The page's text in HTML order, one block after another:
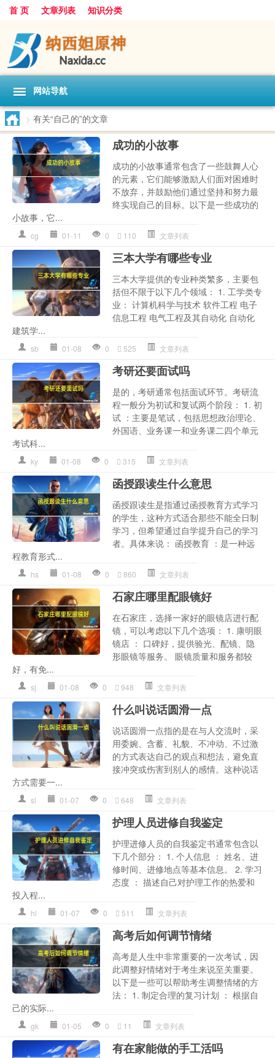
首 页 文章列表 知识分类
网站导航
> 有关“自己的”的文章
成功的小故事
成功的小故事通常包含了一些鼓舞人心
的元素，它们能够激励人们面对困难时
不放弃，并鼓励他们通过坚持和努力最
终实现自己的目标。以下是一些成功的
小故事，它...
cg 01-11 0 110 文章列表
三本大学有哪些专业
三本大学提供的专业种类繁多，主要包
括但不限于以下几个领域： 1. 工学类专
业： 计算机科学与技术 软件工程 电子
信息工程 电气工程及其自动化 自动化
建筑学...
sb 01-08 0 525 文章列表
考研还要面试吗
是的，考研通常包括面试环节。考研流
程一般分为初试和复试两个阶段： 1. 初
试 ：主要是笔试，包括思想政治理论、
外国语、业务课一和业务课二四个单元
考试科...
ky 01-08 0 315 文章列表
函授跟读生什么意思
函授跟读生是指通过函授教育方式学习
的学生，这种方式适合那些不能全日制
学习，但希望通过自学提升自己的学习
者。具体来说： 函授教育 ：是一种远
程教育形式...
hs 01-08 0 860 文章列表
石家庄哪里配眼镜好
在石家庄，选择一家好的眼镜店进行配
镜，可以考虑以下几个选项： 1. 康明眼
镜店 ： 口碑好，提供验光、配镜、隐
形眼镜等服务。 眼镜质量和服务都较
好，有免...
sj 01-08 0 948 文章列表
什么叫说话圆滑一点
说话圆滑一点指的是在与人交流时，采
用委婉、含蓄、礼貌、不冲动、不过激
的方式表达自己的观点和想法，避免直
接冲突或伤害到别人的感情。这种说话
方式需要一...
sl 01-07 0 648 文章列表
护理人员进修自我鉴定
护理进修人员的自我鉴定书通常包含以
下几个部分： 1. 个人信息 ： 姓名、进
修时间、进修地点等基本信息。 2. 学习
态度 ： 描述自己对护理工作的热爱和
投入程...
hl 01-07 0 511 文章列表
高考后如何调节情绪
高考是人生中非常重要的一次考试，因
此调整好情绪对于考生来说至关重要。
以下是一些可以帮助考生调整情绪的方
法： 1. 制定合理的复习计划 ： 根据自
己的实际...
gk 01-05 0 11 文章列表
有在家能做的手工活吗